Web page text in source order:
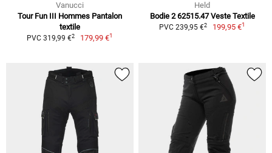
Vanucci
Tour Fun III Hommes Pantalon
textile
PVC 319,99 €2 179,99 €1
Held
Bodie 2 62515.47 Veste Textile
PVC 239,95 €2 199,95 €1